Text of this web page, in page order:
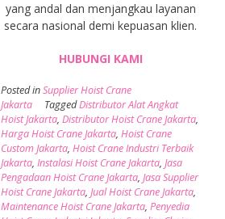
yang andal dan menjangkau layanan
secara nasional demi kepuasan klien.
HUBUNGI KAMI
Posted inSupplier Hoist Crane
Jakarta
TaggedDistributor Alat Angkat
Hoist Jakarta, Distributor Hoist Crane Jakarta,
Harga Hoist Crane Jakarta, Hoist Crane
Custom Jakarta, Hoist Crane Industri Terbaik
Jakarta, Instalasi Hoist Crane Jakarta, Jasa
Pengadaan Hoist Crane Jakarta, Jasa Supplier
Hoist Crane Jakarta, Jual Hoist Crane Jakarta,
Maintenance Hoist Crane Jakarta, Penyedia